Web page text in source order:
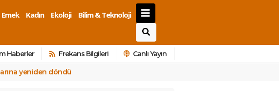
Kadın Ekoloji
Bilim & Teknoloji
Haberler Frekans Bilgileri Canlı Yayın
yeniden döndü